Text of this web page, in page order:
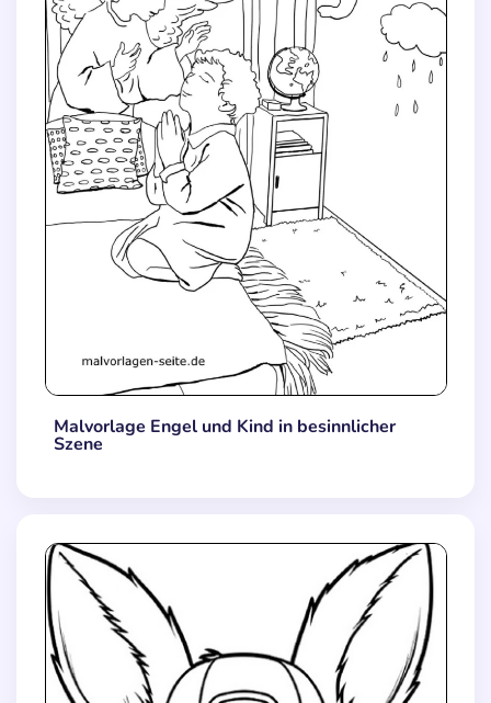
Malvorlage Engel und Kind in besinnlicher
Szene